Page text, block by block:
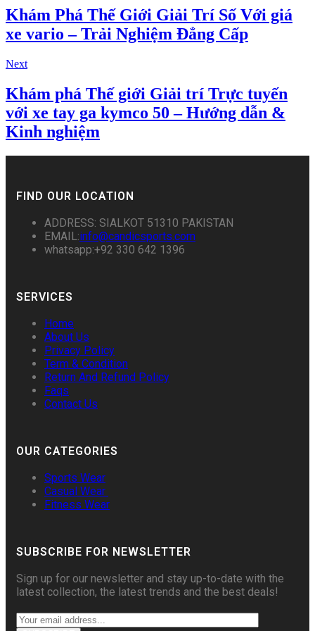
Khám Phá Thế Giới Giải Trí Số Với giá
xe vario – Trải Nghiệm Đẳng Cấp
Next
Khám phá Thế giới Giải trí Trực tuyến
với xe tay ga kymco 50 – Hướng dẫn &
Kinh nghiệm
FIND OUR LOCATION
ADDRESS: SIALKOT 51310 PAKISTAN
EMAIL:info@candicsports.com
whatsapp:+92 330 642 1396
SERVICES
Home
About Us
Privacy Policy
Term & Condition
Return And Refund Policy
Faqs
Contact Us
OUR CATEGORIES
Sports Wear
Casual Wear
Fitness Wear
SUBSCRIBE FOR NEWSLETTER
Sign up for our newsletter and stay up-to-date with the
latest collection, the latest trends and the best deals!